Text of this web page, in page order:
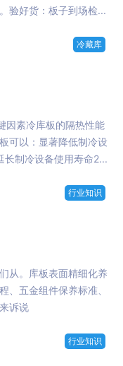
验好货：板子到场检...
冷藏库
因素冷库板的隔热性能
可以：显著降低制冷设
制冷设备使用寿命2...
行业知识
从。库板表面精细化养
、五金组件保养标准、
诉说
行业知识